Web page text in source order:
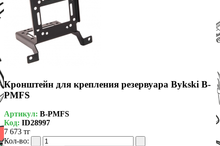
Кронштейн для крепления резервуара Bykski B-
PMFS
Артикул: B-PMFS
Код: ID28997
7 673 тг
Кол-во: